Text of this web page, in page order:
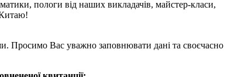
пологи від наших викладачів, майстер-класи,
Китаю!
Просимо Вас уважно заповнювати дані та своєчасно